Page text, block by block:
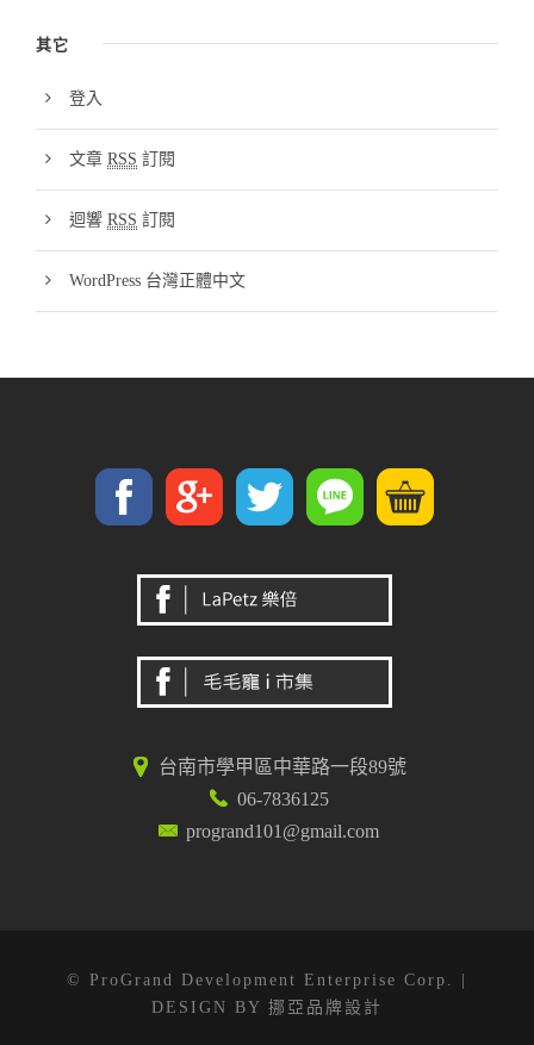
其它
登入
文章 RSS 訂閱
迴響 RSS 訂閱
WordPress 台灣正體中文
台南市學甲區中華路一段89號
06-7836125
progrand101@gmail.com
© ProGrand Development Enterprise Corp. |
DESIGN BY 挪亞品牌設計